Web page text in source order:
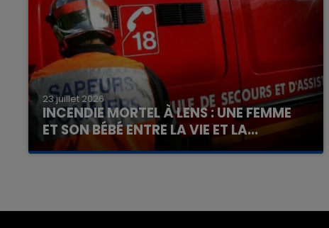
23 juillet 2026
INCENDIE MORTEL À LENS : UNE FEMME
ET SON BÉBÉ ENTRE LA VIE ET LA...
Un homme s'est immolé par le feu après avoir